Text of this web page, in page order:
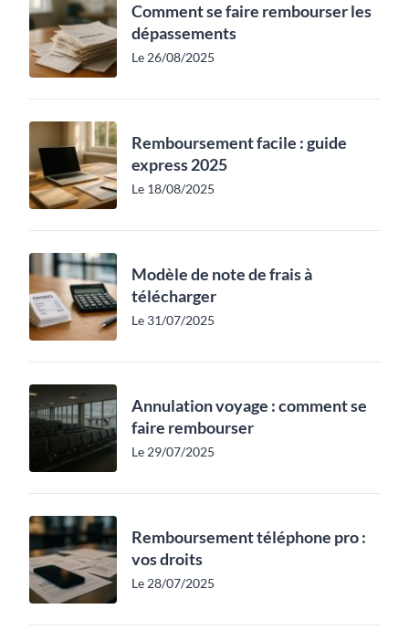
Comment se faire rembourser les
dépassements
Le 26/08/2025
Remboursement facile : guide
express 2025
Le 18/08/2025
Modèle de note de frais à
télécharger
Le 31/07/2025
Annulation voyage : comment se
faire rembourser
Le 29/07/2025
Remboursement téléphone pro :
vos droits
Le 28/07/2025